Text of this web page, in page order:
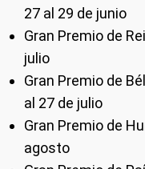
27 al 29 de junio
Gran Premio de
julio
Gran Premio de
al 27 de julio
Gran Premio de
agosto